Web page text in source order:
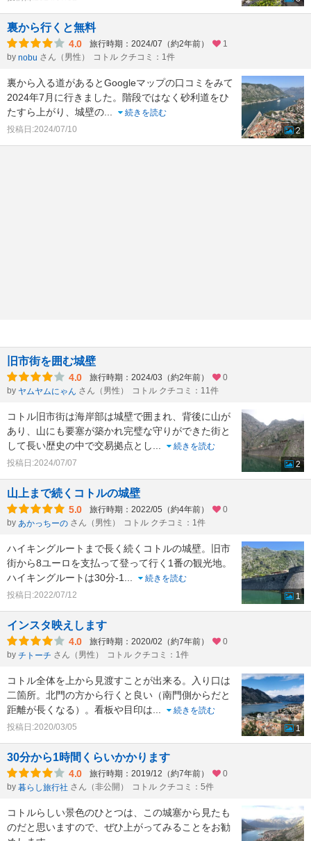
裏から行くと無料
4.0 旅行時期：2024/07（約2年前）
1
by nobu さん（男性） コトル クチコミ：1件
裏から入る道があるとGoogleマップの口コミをみて
2024年7月に行きました。階段ではなく砂利道をひ
たすら上がり、城壁の
続きを読む
投稿日:2024/07/10
2
旧市街を囲む城壁
4.0 旅行時期：2024/03（約2年前）
0
by ヤムヤムにゃん さん（男性） コトル クチコミ：11件
コトル旧市街は海岸部は城壁で囲まれ、背後に山が
あり、山にも要塞が築かれ完璧な守りができた街と
して長い歴史の中で交易拠点とし
続きを読む
投稿日:2024/07/07
2
山上まで続くコトルの城壁
5.0 旅行時期：2022/05（約4年前）
0
by あかっちーの さん（男性） コトル クチコミ：1件
ハイキングルートまで長く続くコトルの城壁。旧市
街から8ユーロを支払って登って行く1番の観光地。
ハイキングルートは30分-1
続きを読む
投稿日:2022/07/12
1
インスタ映えします
4.0 旅行時期：2020/02（約7年前）
0
by チトーチ さん（男性） コトル クチコミ：1件
コトル全体を上から見渡すことが出来る。入り口は
二箇所。北門の方から行くと良い（南門側からだと
距離が長くなる）。看板や目印は
続きを読む
投稿日:2020/03/05
1
30分から1時間くらいかかります
4.0 旅行時期：2019/12（約7年前）
0
by 暮らし旅行社 さん（非公開） コトル クチコミ：5件
コトルらしい景色のひとつは、この城塞から見たも
のだと思いますので、ぜひ上がってみることをお勧